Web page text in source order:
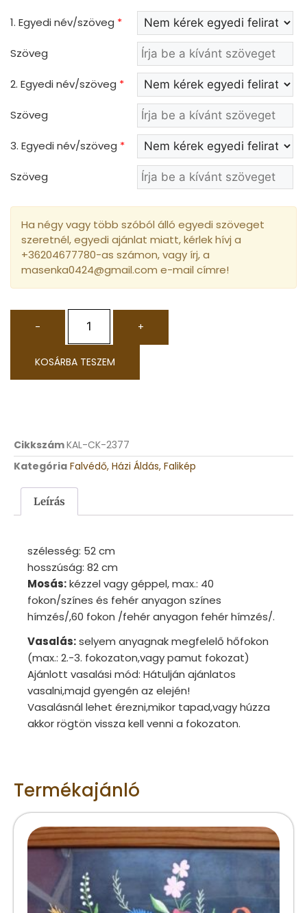
1. Egyedi név/szöveg *
Szöveg
2. Egyedi név/szöveg *
Szöveg
3. Egyedi név/szöveg *
Szöveg
Ha négy vagy több szóból álló egyedi szöveget
szeretnél, egyedi ajánlat miatt, kérlek hívj a
+36204677780-as számon, vagy írj, a
masenka0424@gmail.com e-mail címre!
- +
KOSÁRBA TESZEM
CikkszámKAL-CK-2377
Kategória Falvédő, Házi Áldás, Falikép
Leírás
szélesség: 52cm
hosszúság: 82cm
Mosás:kézzel vagy géppel, max.: 40
fokon/színes és fehér anyagon színes
hímzés/,60 fokon /fehér anyagon fehér hímzés/.
Vasalás:selyem anyagnak megfelelő hőfokon
(max.: 2.-3. fokozaton,vagy pamut fokozat)
Ajánlott vasalási mód: Hátulján ajánlatos
vasalni,majd gyengén az elején!
Vasalásnál lehet érezni,mikor tapad,vagy húzza
akkor rögtön vissza kell venni a fokozaton.
Termékajánló